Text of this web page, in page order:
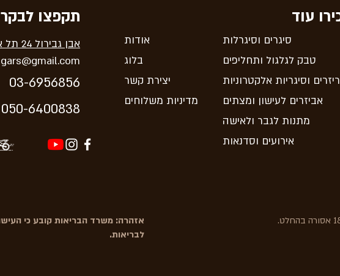
תקפצו לבקר
אבן גבירול 24 תל אביב
03-6956856
050-6400838
אודות
בלוג
יצירת קשר
מדיניות משלוחים
עוד
סיגרים וסיגרלות
טבק לגלגול ותחליפים
וסיגריות אלקטרוניות
אביזרים לעישון ומצתים
מתנות לגבר ולאישה
אירועים וסדנאות
אזהרה: משרד הבריאות קובע כי
לבריאות.